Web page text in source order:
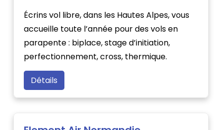
Écrins vol libre, dans les Hautes Alpes, vous
accueille toute l’année pour des vols en
parapente : biplace, stage d’initiation,
perfectionnement, cross, thermique.
Détails